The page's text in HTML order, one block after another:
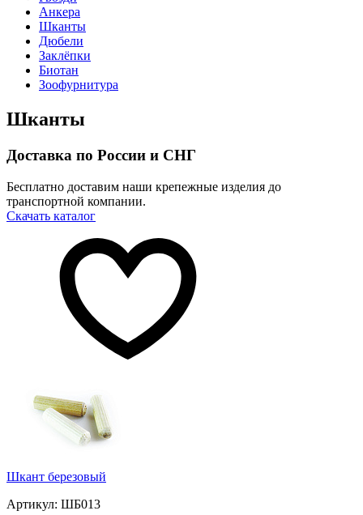
Анкера
Шканты
Дюбели
Заклёпки
Биотан
Зоофурнитура
Шканты
Доставка по России и СНГ
Бесплатно доставим наши крепежные изделия до
транспортной компании.
Скачать каталог
Шкант березовый
Артикул: ШБ013